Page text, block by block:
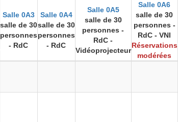
Salle 0A3
salle de 30
personnes
- RdC
Salle 0A4
salle de 30
personnes
- RdC
Salle 0A5
salle de 30
personnes -
RdC -
Vidéoprojecteur
Salle 0A6
salle de 30
personnes -
RdC - VNI
Réservations
modérées